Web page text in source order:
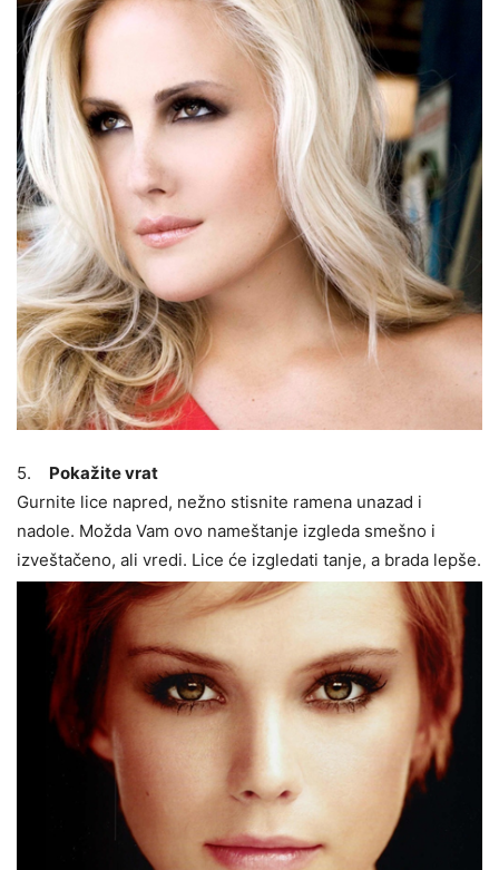
5. Pokažite vrat
Gurnite lice napred, nežno stisnite ramena unazad i
nadole. Možda Vam ovo nameštanje izgleda smešno i
izveštačeno, ali vredi. Lice će izgledati tanje, a brada lepše.